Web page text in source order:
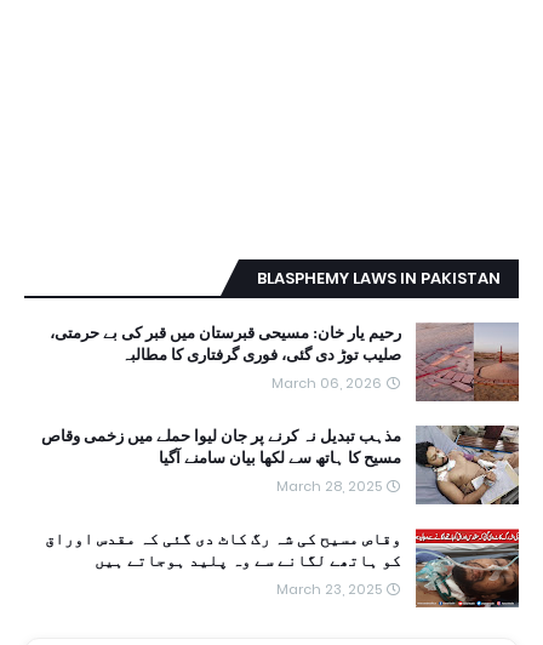
BLASPHEMY LAWS IN PAKISTAN
رحیم یار خان: مسیحی قبرستان میں قبر کی بے حرمتی،
صلیب توڑ دی گئی، فوری گرفتاری کا مطالبہ
March 06, 2026
مذہب تبدیل نہ کرنے پر جان لیوا حملے میں زخمی وقاص
مسیح کا ہاتھ سے لکھا بیان سامنے آگیا
March 28, 2025
وقاص مسیح کی شہ رگ کاٹ دی گئی کہ مقدس اوراق
کو ہاتھے لگانے سے وہ پلید ہوجاتے ہیں
March 23, 2025